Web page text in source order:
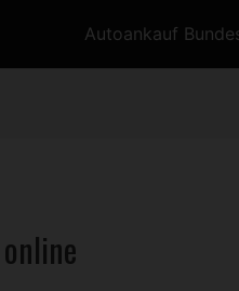
Autoankauf
online